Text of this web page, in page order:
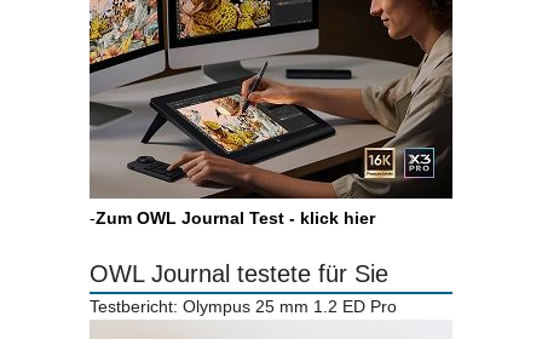
-Zum OWL Journal Test - klick hier
OWL Journal testete für Sie
Testbericht: Olympus 25 mm 1.2 ED Pro